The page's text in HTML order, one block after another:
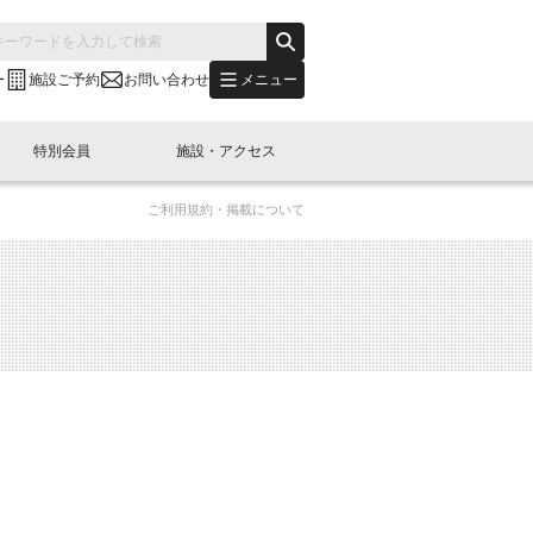
施設ご予約 お問い合わせ メニュー
別会員開催
展・参加
"LINK-BioBAY TOKYO"？
(News Letter)
コラム
ュース・事業紹介
ベント
LINK-J WEST
容
本橋エリアについて
特別会員
し込み
施設・アクセス
予約
ご利用規約・掲載について